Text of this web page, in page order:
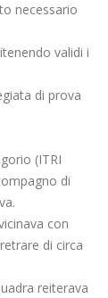
necessario
validi i
di prova
(ITRI
di
con
di circa
reiterava